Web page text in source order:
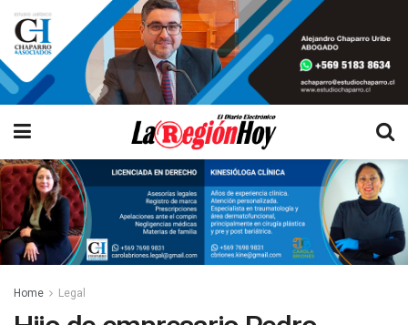
Home Legal